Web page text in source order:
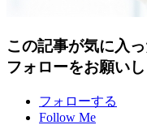
この記事が気に入
フォローをお願いし
フォローする
Follow Me